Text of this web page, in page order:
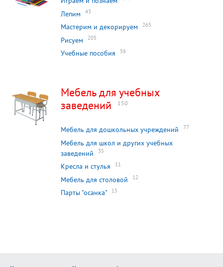
Лепим 43
Мастерим и декорируем 265
Рисуем 205
Учебные пособия 56
Мебель для учебных
заведений
150
Мебель для дошкольных учреждений 77
Мебель для школ и других учебных
заведений
35
Кресла и стулья 11
Мебель для столовой 12
Парты "осанка" 15